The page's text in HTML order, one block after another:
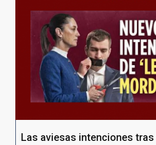
Las aviesas intenciones tras